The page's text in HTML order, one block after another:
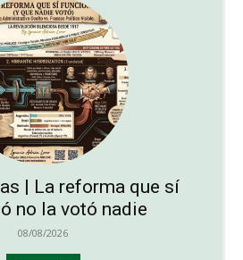
| La reforma que sí
no la votó nadie
08/08/2026